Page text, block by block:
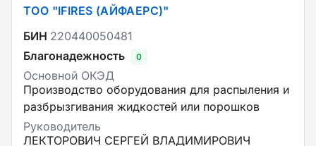
ТОО "IFIRES (АЙФАЕРС)"
БИН 220440050481
Благонадежность
0
Основной ОКЭД
Производство оборудования для распыления и
разбрызгивания жидкостей или порошков
Руководитель
ЛЕКТОРОВИЧ СЕРГЕЙ ВЛАДИМИРОВИЧ